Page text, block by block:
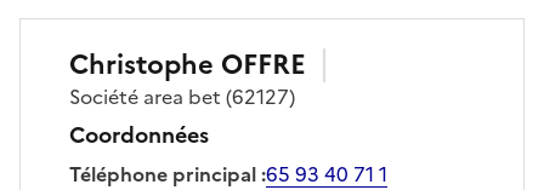
Christophe OFFRE
Société area bet (62127)
Coordonnées
Téléphone principal:65 93 40 71 1